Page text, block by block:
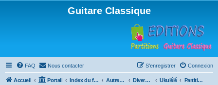
Guitare Classique
FAQ Nous contacter Connexion
S’enregistrer
Accueil Portail Index du forum Autres instruments à cordes pincées, ou styles Divers instruments Ukulélé Partitions